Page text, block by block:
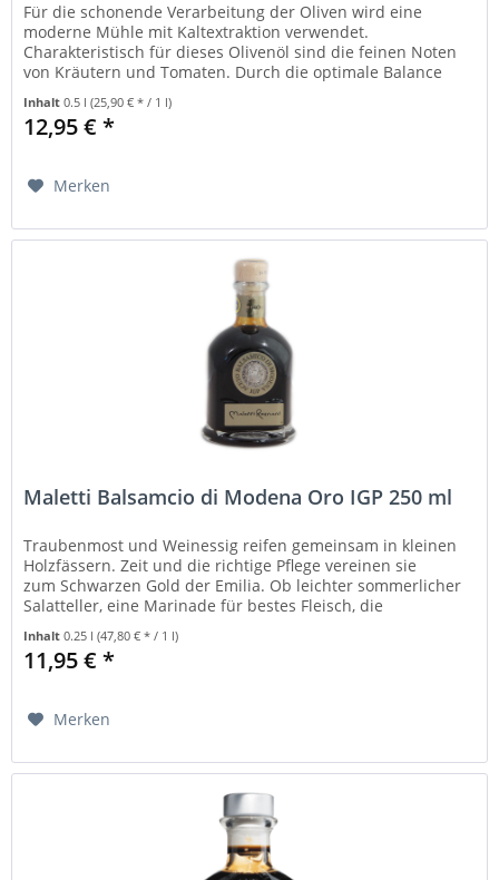
Für die schonende Verarbeitung der Oliven wird eine
moderne Mühle mit Kaltextraktion verwendet.
Charakteristisch für dieses Olivenöl sind die feinen Noten
von Kräutern und Tomaten. Durch die optimale Balance
Inhalt0.5 l(25,90 € * / 1 l)
12,95 € *
Merken
Maletti Balsamcio di Modena Oro IGP 250 ml
Traubenmost und Weinessig reifen gemeinsam in kleinen
Holzfässern. Zeit und die richtige Pflege vereinen sie
zum Schwarzen Gold der Emilia. Ob leichter sommerlicher
Salatteller, eine Marinade für bestes Fleisch, die
Inhalt0.25 l(47,80 € * / 1 l)
11,95 € *
Merken